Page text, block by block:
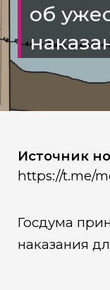
об
Источник
https://t.me/
Госдума
наказания